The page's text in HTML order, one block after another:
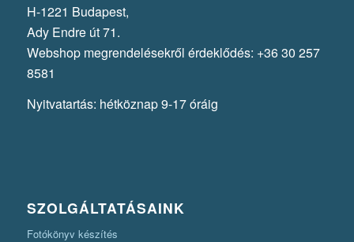
H-1221 Budapest,
Ady Endre út 71.
Webshop megrendelésekről érdeklődés: +36 30 257
8581
Nyitvatartás: hétköznap 9-17 óráig
SZOLGÁLTATÁSAINK
Fotókönyv készítés